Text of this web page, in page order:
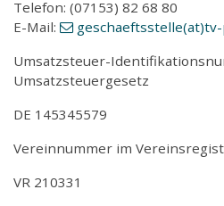
Telefon: (07153) 82 68 80
E-Mail:
Umsatzsteuer-
Umsatzsteuergesetz
DE 145345579
Vereinnummer im
VR 210331